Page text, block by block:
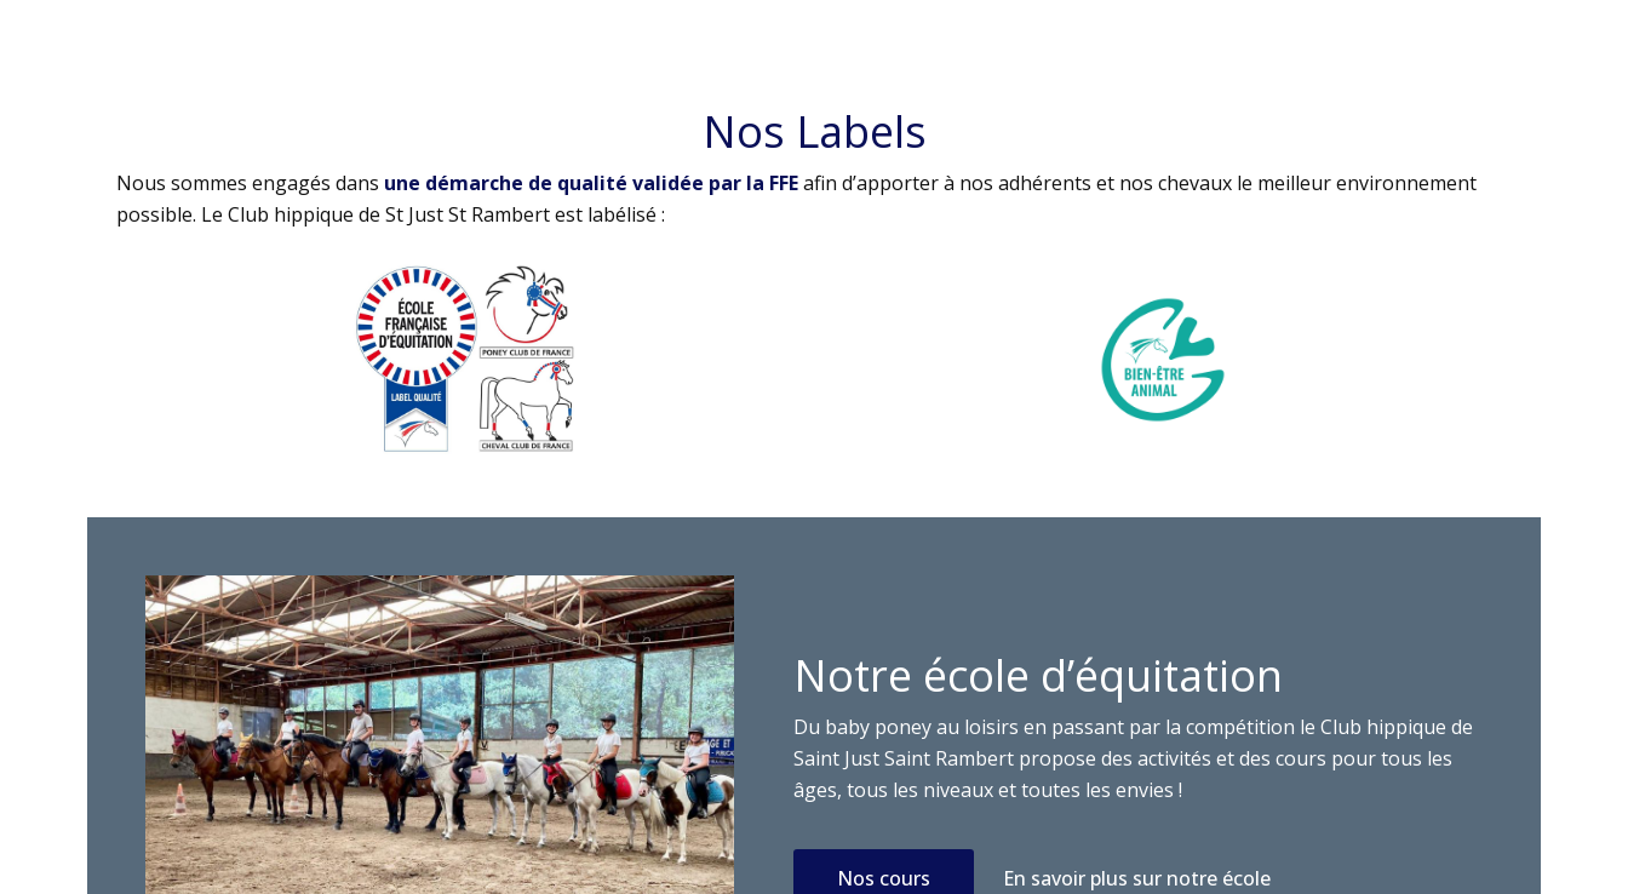
Nos Labels
Nous sommes engagés dans une démarche de qualité validée par la FFEafin d’apporter à nos adhérents et nos chevaux le meilleur environnement
possible. Le Club hippique de St Just St Rambert est labélisé :
Notre école d’équitation
Du baby poney au loisirs en passant par la compétition le Club hippique de
Saint Just Saint Rambert propose des activités et des cours pour tous les
âges, tous les niveaux et toutes les envies !
Nos cours En savoir plus sur notre école